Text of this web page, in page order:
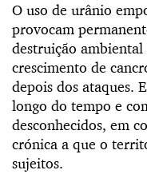
O uso de urânio
provocam
destruição
crescimento de
depois dos ataques.
longo do tempo e
desconhecidos, em
crónica a que o
sujeitos.